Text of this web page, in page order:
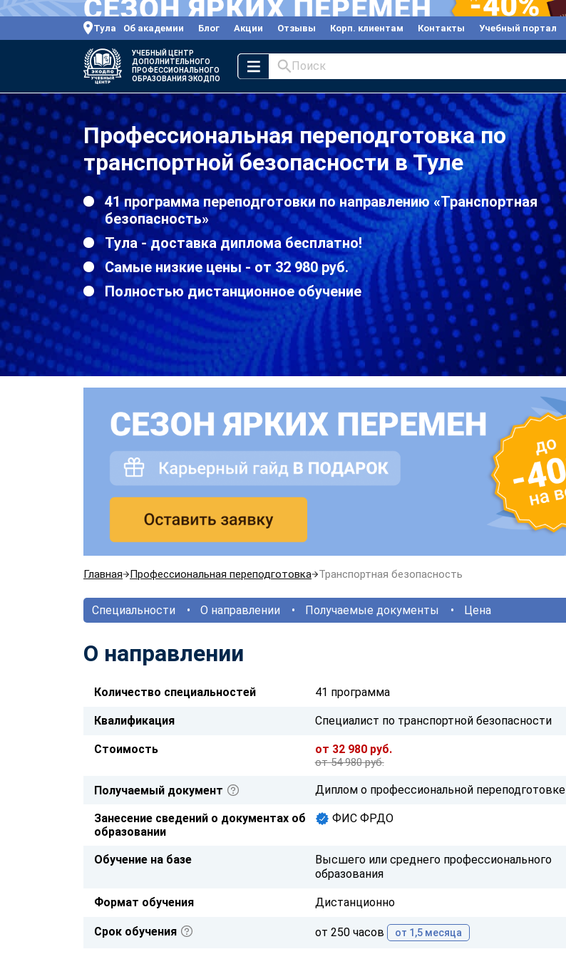
Тула Об академии Блог Акции Отзывы Корп. клиентам Контакты Учебный портал
УЧЕБНЫЙ ЦЕНТР
ДОПОЛНИТЕЛЬНОГО
ПРОФЕССИОНАЛЬНОГО
ОБРАЗОВАНИЯ ЭКОДПО
Поиск
Профессиональная переподготовка по
транспортной безопасности в Туле
41 программа переподготовки по направлению «Транспортная
безопасность»
Тула - доставка диплома бесплатно!
Самые низкие цены - от 32 980 руб.
Полностью дистанционное обучение
Главная Профессиональная переподготовка Транспортная безопасность
Специальности О направлении Получаемые документы Цена
О направлении
Количество специальностей 41 программа
Квалификация Специалист по транспортной безопасности
Стоимость от 32 980 руб.
от 54 980 руб.
Получаемый документ Диплом о профессиональной переподготовке
Занесение сведений о документах об
образовании
ФИС ФРДО
Обучение на базе
Высшего или среднего профессионального
образования
Формат обучения Дистанционно
Срок обучения от 250 часов от 1,5 месяца